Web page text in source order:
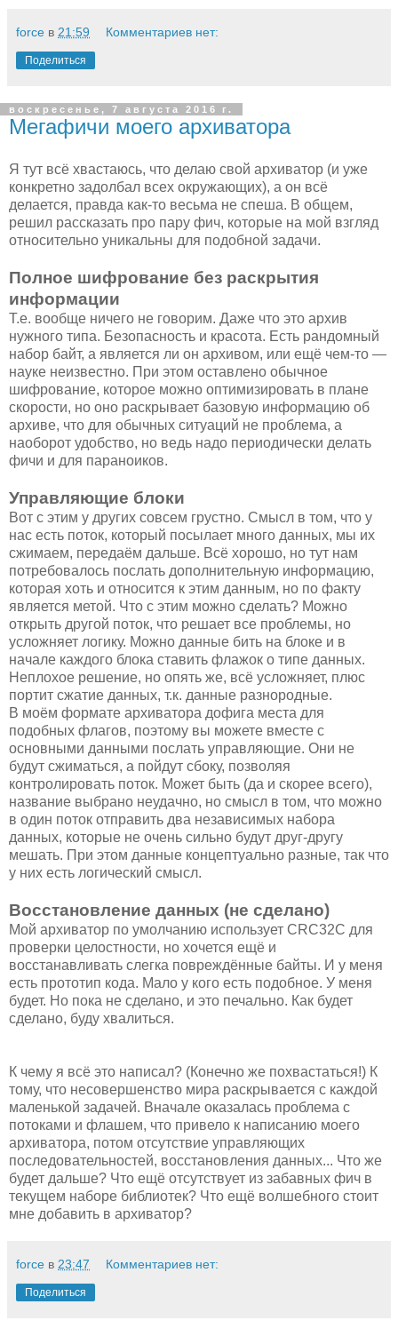
force в 21:59 Комментариев нет:
Поделиться
воскресенье, 7 августа 2016 г.
Мегафичи моего архиватора
Я тут всё хвастаюсь, что делаю свой архиватор (и уже
конкретно задолбал всех окружающих), а он всё
делается, правда как-то весьма не спеша. В общем,
решил рассказать про пару фич, которые на мой взгляд
относительно уникальны для подобной задачи.
Полное шифрование без раскрытия
информации
Т.е. вообще ничего не говорим. Даже что это архив
нужного типа. Безопасность и красота. Есть рандомный
набор байт, а является ли он архивом, или ещё чем-то —
науке неизвестно. При этом оставлено обычное
шифрование, которое можно оптимизировать в плане
скорости, но оно раскрывает базовую информацию об
архиве, что для обычных ситуаций не проблема, а
наоборот удобство, но ведь надо периодически делать
фичи и для параноиков.
Управляющие блоки
Вот с этим у других совсем грустно. Смысл в том, что у
нас есть поток, который посылает много данных, мы их
сжимаем, передаём дальше. Всё хорошо, но тут нам
потребовалось послать дополнительную информацию,
которая хоть и относится к этим данным, но по факту
является метой. Что с этим можно сделать? Можно
открыть другой поток, что решает все проблемы, но
усложняет логику. Можно данные бить на блоке и в
начале каждого блока ставить флажок о типе данных.
Неплохое решение, но опять же, всё усложняет, плюс
портит сжатие данных, т.к. данные разнородные.
В моём формате архиватора дофига места для
подобных флагов, поэтому вы можете вместе с
основными данными послать управляющие. Они не
будут сжиматься, а пойдут сбоку, позволяя
контролировать поток. Может быть (да и скорее всего),
название выбрано неудачно, но смысл в том, что можно
в один поток отправить два независимых набора
данных, которые не очень сильно будут друг-другу
мешать. При этом данные концептуально разные, так что
у них есть логический смысл.
Восстановление данных (не сделано)
Мой архиватор по умолчанию использует CRC32C для
проверки целостности, но хочется ещё и
восстанавливать слегка повреждённые байты. И у меня
есть прототип кода. Мало у кого есть подобное. У меня
будет. Но пока не сделано, и это печально. Как будет
сделано, буду хвалиться.
К чему я всё это написал? (Конечно же похвастаться!) К
тому, что несовершенство мира раскрывается с каждой
маленькой задачей. Вначале оказалась проблема с
потоками и флашем, что привело к написанию моего
архиватора, потом отсутствие управляющих
последовательностей, восстановления данных... Что же
будет дальше? Что ещё отсутствует из забавных фич в
текущем наборе библиотек? Что ещё волшебного стоит
мне добавить в архиватор?
force в 23:47 Комментариев нет:
Поделиться